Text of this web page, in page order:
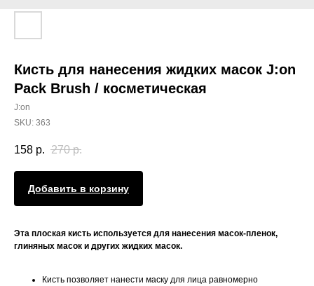
Кисть для нанесения жидких масок J:on
Pack Brush / косметическая
J:on
SKU: 363
158 р. 270 р.
Добавить в корзину
Эта плоская кисть используется для нанесения масок-пленок,
глиняных масок и других жидких масок.
Кисть позволяет нанести маску для лица равномерно